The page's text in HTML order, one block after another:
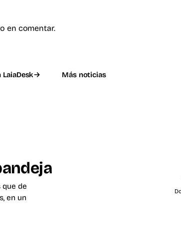
en comentar.
LaiaDesk Más noticias
que de
en un